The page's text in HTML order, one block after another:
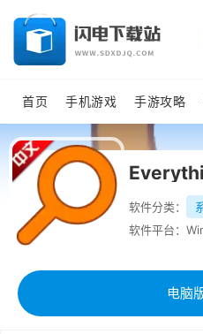
首页 手机游戏 手游攻略
软件分类：
软件平台：
电脑